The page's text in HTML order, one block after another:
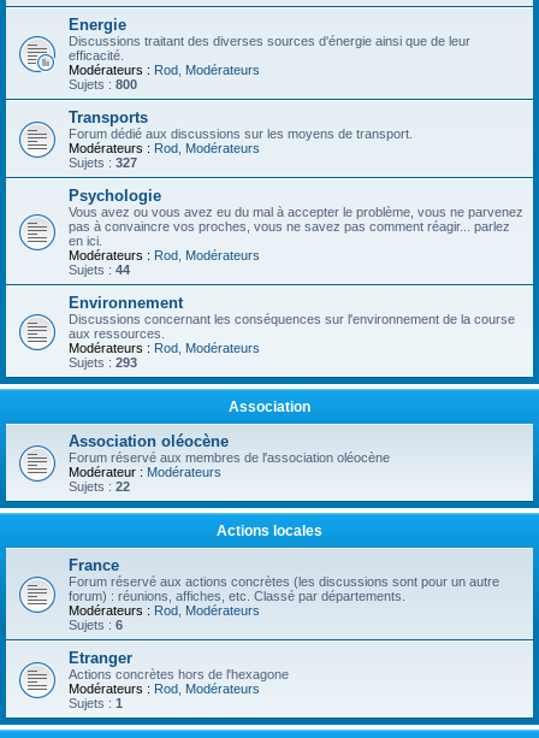
Energie
Discussions traitant des diverses sources d'énergie ainsi que de leur
efficacité.
Modérateurs : Rod Modérateurs
Sujets : 800
Transports
Forum dédié aux discussions sur les moyens de transport.
Modérateurs : Rod Modérateurs
Sujets : 327
Psychologie
Vous avez ou vous avez eu du mal à accepter le problème, vous ne parvenez
pas à convaincre vos proches, vous ne savez pas comment réagir... parlez
en ici.
Modérateurs : Rod Modérateurs
Sujets : 44
Environnement
Discussions concernant les conséquences sur l'environnement de la course
aux ressources.
Modérateurs : Rod Modérateurs
Sujets : 293
Association
Association oléocène
Forum réservé aux membres de l'association oléocène
Modérateur : Modérateurs
Sujets : 22
Actions locales
France
Forum réservé aux actions concrètes (les discussions sont pour un autre
forum) : réunions, affiches, etc. Classé par départements.
Modérateurs : Rod Modérateurs
Sujets : 6
Etranger
Actions concrètes hors de l'hexagone
Modérateurs : Rod Modérateurs
Sujets : 1